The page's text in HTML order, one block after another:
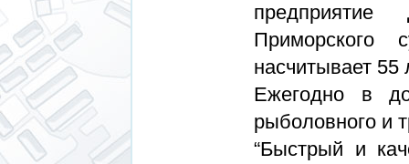
предприятие
Приморского
насчитывает 55
Ежегодно в
рыболовного и
“Быстрый и